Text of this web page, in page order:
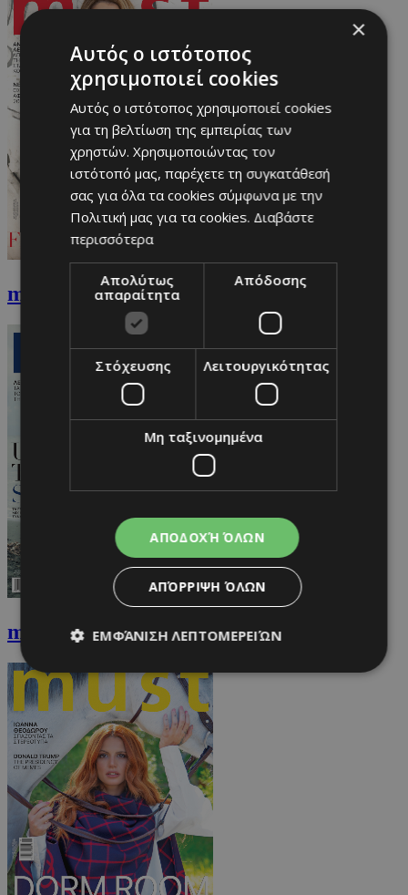
must Ιανουαρίου
must Δεκεμβρίου
×
Αυτός ο ιστότοπος
χρησιμοποιεί cookies
Αυτός ο ιστότοπος χρησιμοποιεί cookies
για τη βελτίωση της εμπειρίας των
χρηστών. Χρησιμοποιώντας τον
ιστότοπό μας, παρέχετε τη συγκατάθεσή
σας για όλα τα cookies σύμφωνα με την
Πολιτική μας για τα cookies. Διαβάστε
περισσότερα
Απολύτως
απαραίτητα
Απόδοσης
Στόχευσης Λειτουργικότητας
Μη ταξινομημένα
ΑΠΟΔΟΧΉ ΌΛΩΝ
ΑΠΌΡΡΙΨΗ ΌΛΩΝ
ΕΜΦΆΝΙΣΗ ΛΕΠΤΟΜΕΡΕΙΏΝ
Απολύτως απαραίτητα
Στόχευσης
Λειτουργικότητας
Μη ταξινομημένα
Τα απολύτως απαραίτητα cookies επιτρέπουν
βασικές λειτουργίες του ιστότοπου, όπως τη
σύνδεση χρήστη και τη διαχείριση λογαριασμού.
Ο ιστότοπος δεν μπορεί να χρησιμοποιηθεί σωστά
χωρίς τα απολύτως απαραίτητα cookies.
Ονοματεπώνυμο